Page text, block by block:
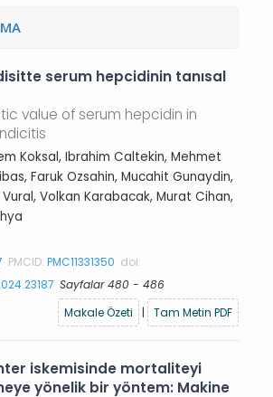
serum hepcidinin tanısal
value of serum hepcidin in
Koksal, Ibrahim Caltekin, Mehmet
Faruk Ozsahin, Mucahit Gunaydin,
Volkan Karabacak, Murat Cihan,
PMCID:PMC11331350 doi:
Sayfalar 480 - 486
Makale Özeti
| Tam Metin PDF
iskemisinde mortaliteyi
yönelik bir yöntem: Makine